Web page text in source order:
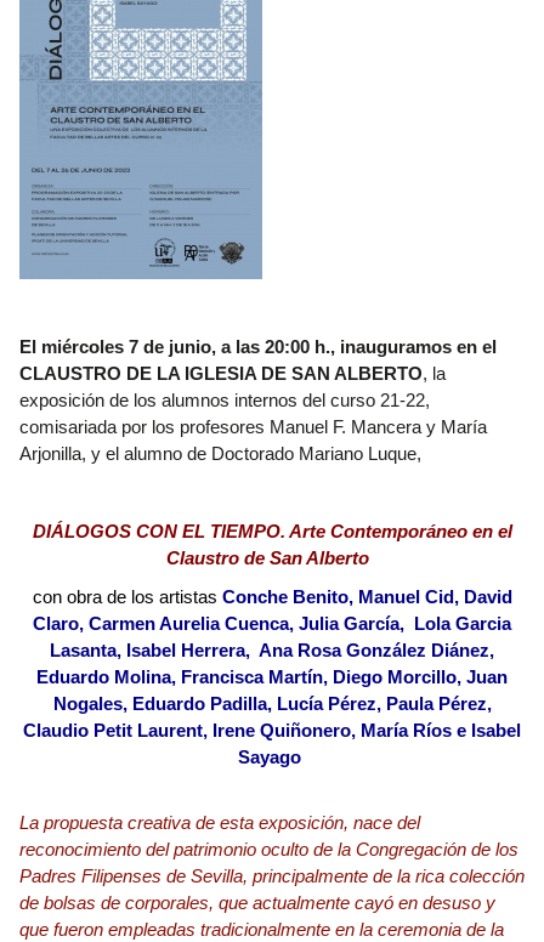
El miércoles 7 de junio, a las 20:00 h., inauguramos en el
CLAUSTRO DE LA IGLESIA DE SAN ALBERTO, la
exposición de los alumnos internos del curso 21-22,
comisariada por los profesores Manuel F. Mancera y María
Arjonilla, y el alumno de Doctorado Mariano Luque,
DIÁLOGOS CON EL TIEMPO. Arte Contemporáneo en el
Claustro de San Alberto
con obra de los artistas Conche Benito, Manuel Cid, David
Claro, Carmen Aurelia Cuenca, Julia García,
Lola Garcia
Lasanta, Isabel Herrera, Ana Rosa González Diánez,
Eduardo Molina, Francisca Martín, Diego Morcillo, Juan
Nogales, Eduardo Padilla, Lucía Pérez, Paula Pérez,
Claudio Petit Laurent, Irene Quiñonero, María Ríos e Isabel
Sayago
La propuesta creativa de esta exposición, nace del
reconocimiento del patrimonio oculto de la Congregación de los
Padres Filipenses de Sevilla, principalmente de la rica colección
de bolsas de corporales, que actualmente cayó en desuso y
que fueron empleadas tradicionalmente en la ceremonia de la